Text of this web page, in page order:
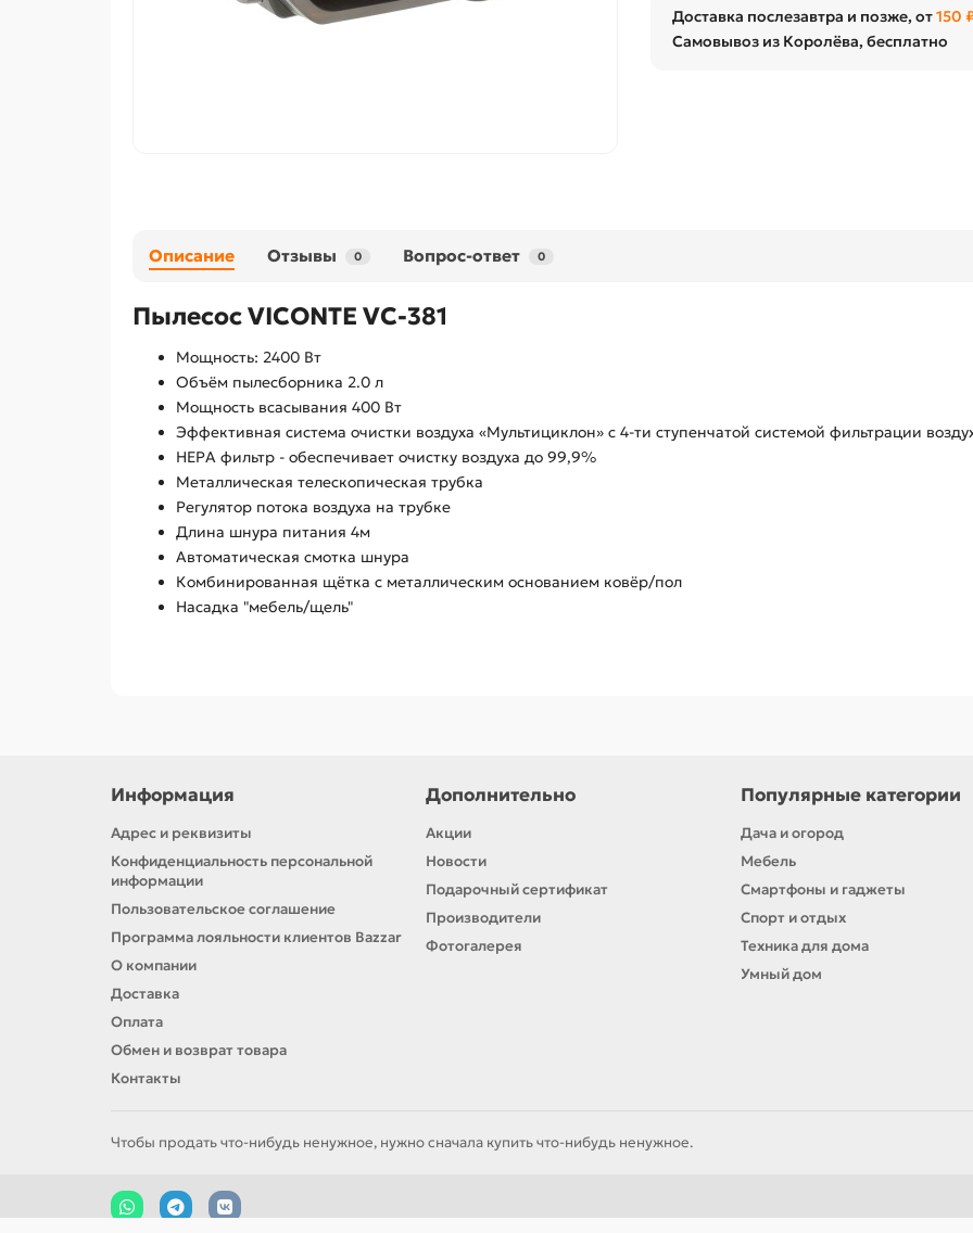
Доставка послезавтра и позже, от150
Самовывоз из Королёва, бесплатно
Описание Отзывы 0 Вопрос-ответ 0
Пылесос VICONTE VC-381
Мощность: 2400 Вт
Объём пылесборника 2.0 л
Мощность всасывания 400 Вт
Эффективная система очистки воздуха «Мультициклон» с 4-ти ступенчатой системой фильтрации
НЕРА фильтр - обеспечивает очистку воздуха до 99,9%
Металлическая телескопическая трубка
Регулятор потока воздуха на трубке
Длина шнура питания 4м
Автоматическая смотка шнура
Комбинированная щётка с металлическим основанием ковёр/пол
Насадка "мебель/щель"
Информация
Адрес и реквизиты
Конфиденциальность персональной
информации
Пользовательское соглашение
Программа лояльности клиентов Bazzar
О компании
Доставка
Оплата
Обмен и возврат товара
Контакты
Дополнительно
Акции
Новости
Подарочный сертификат
Производители
Фотогалерея
Популярные категории
Дача и огород
Мебель
Смартфоны и гаджеты
Спорт и отдых
Техника для дома
Умный дом
Чтобы продать что-нибудь ненужное, нужно сначала купить что-нибудь ненужное.